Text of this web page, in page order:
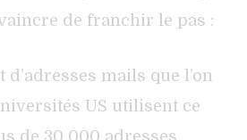
de franchir le pas :
d’adresses mails que l’on
US utilisent ce
de 30 000 adresses